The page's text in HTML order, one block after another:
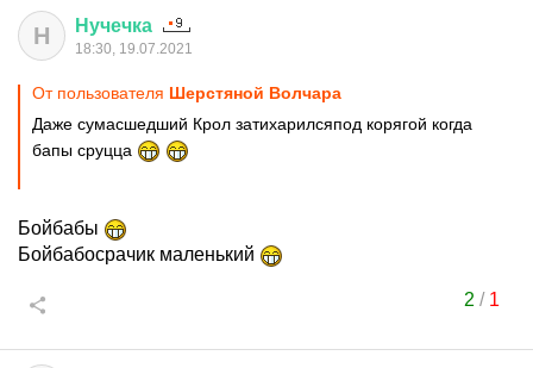
Н Нучечка
18:30, 19.07.2021
От пользователя Шерстяной Волчара
Даже сумасшедший Крол затихарилсяпод корягой когда
бапы сруцца
Бойбабы
Бойбабосрачик маленький
2 / 1